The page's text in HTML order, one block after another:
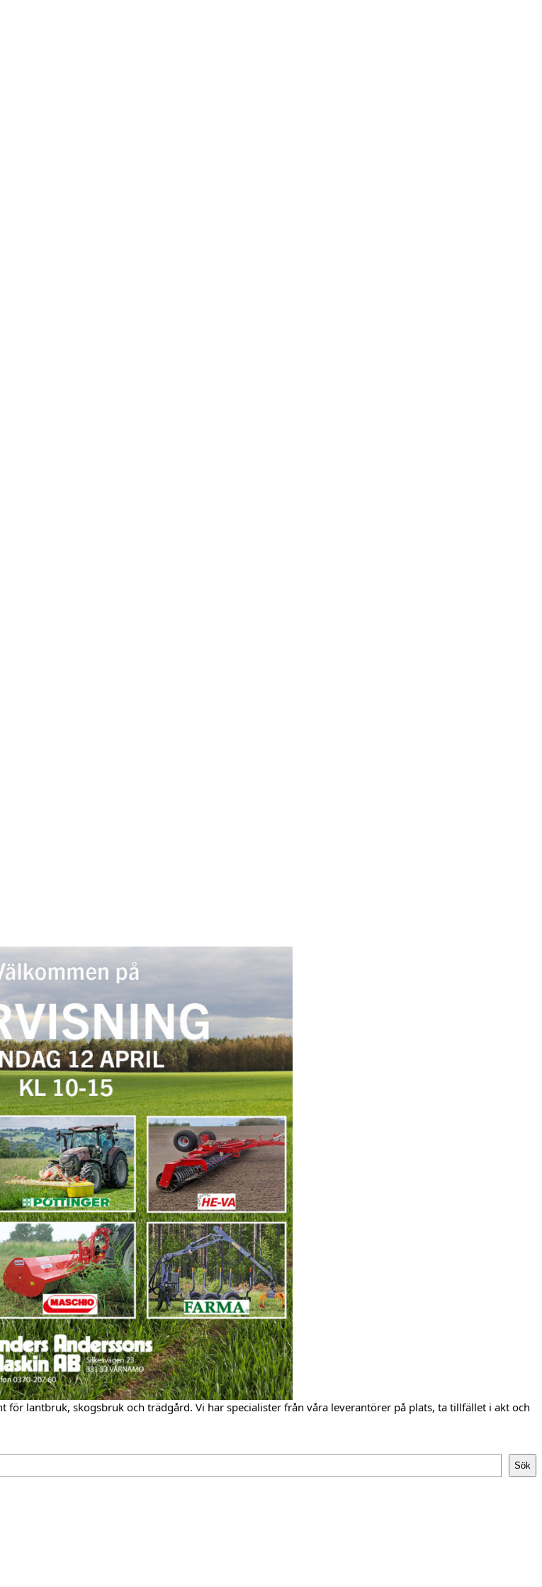
lantbruk, skogsbruk och trädgård. Vi har specialister från våra leverantörer på plats, ta tillfället i akt och
Sök